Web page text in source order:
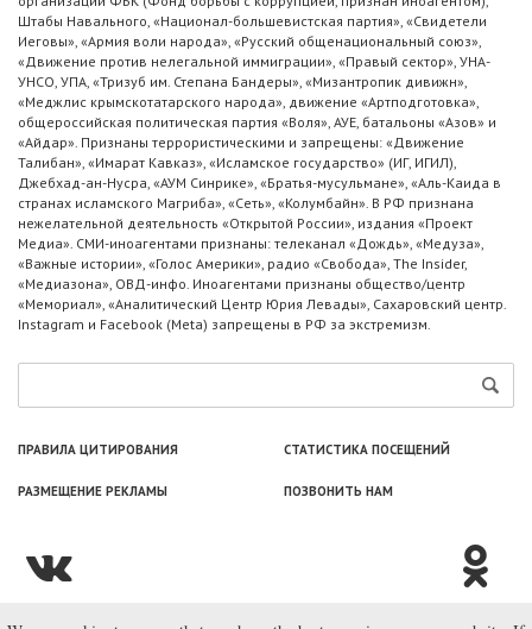
Штабы Навального, «Национал-большевистская партия», «Свидетели
Иеговы», «Армия воли народа», «Русский общенациональный союз»,
«Движение против нелегальной иммиграции», «Правый сектор», УНА-
УНСО, УПА, «Тризуб им. Степана Бандеры», «Мизантропик дивижн»,
«Меджлис крымскотатарского народа», движение «Артподготовка»,
общероссийская политическая партия «Воля», АУЕ, батальоны «Азов» и
«Айдар». Признаны террористическими и запрещены: «Движение
Талибан», «Имарат Кавказ», «Исламское государство» (ИГ, ИГИЛ),
Джебхад-ан-Нусра, «АУМ Синрике», «Братья-мусульмане», «Аль-Каида в
странах исламского Магриба», «Сеть», «Колумбайн». В РФ признана
нежелательной деятельность «Открытой России», издания «Проект
Медиа». СМИ-иноагентами признаны: телеканал «Дождь», «Медуза»,
«Важные истории», «Голос Америки», радио «Свобода», The Insider,
«Медиазона», ОВД-инфо. Иноагентами признаны общество/центр
«Мемориал», «Аналитический Центр Юрия Левады», Сахаровский центр.
Instagram и Facebook (Metа) запрещены в РФ за экстремизм.
ПРАВИЛА ЦИТИРОВАНИЯ СТАТИСТИКА ПОСЕЩЕНИЙ
РАЗМЕЩЕНИЕ РЕКЛАМЫ ПОЗВОНИТЬ НАМ